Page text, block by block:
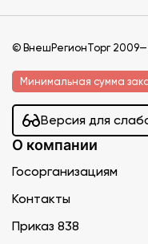
© ВнешРегионТорг
Минимальная сумма
Версия для
О компании
Госорганизациям
Контакты
Приказ 838